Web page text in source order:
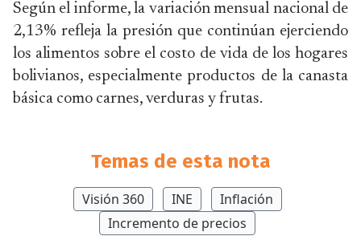
Según el informe, la variación mensual nacional de
2,13% refleja la presión que continúan ejerciendo
los alimentos sobre el costo de vida de los hogares
bolivianos, especialmente productos de la canasta
básica como carnes, verduras y frutas.
Temas de esta nota
Visión 360 INE
Inflación
Incremento de precios